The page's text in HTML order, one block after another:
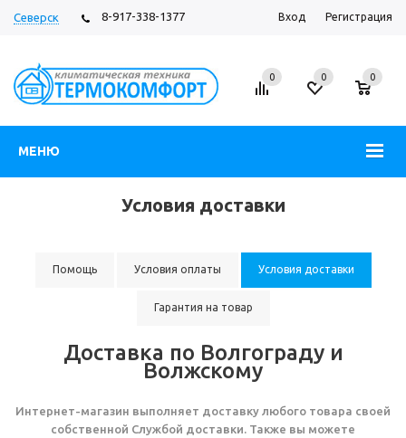
Северск 8-917-338-1377 Вход Регистрация
МЕНЮ
0 0
0
Условия доставки
Помощь Условия оплаты Условия доставки
Гарантия на товар
Доставка по Волгограду и
Волжскому
Интернет-магазин выполняет доставку любого товара своей
собственной Службой доставки. Также вы можете